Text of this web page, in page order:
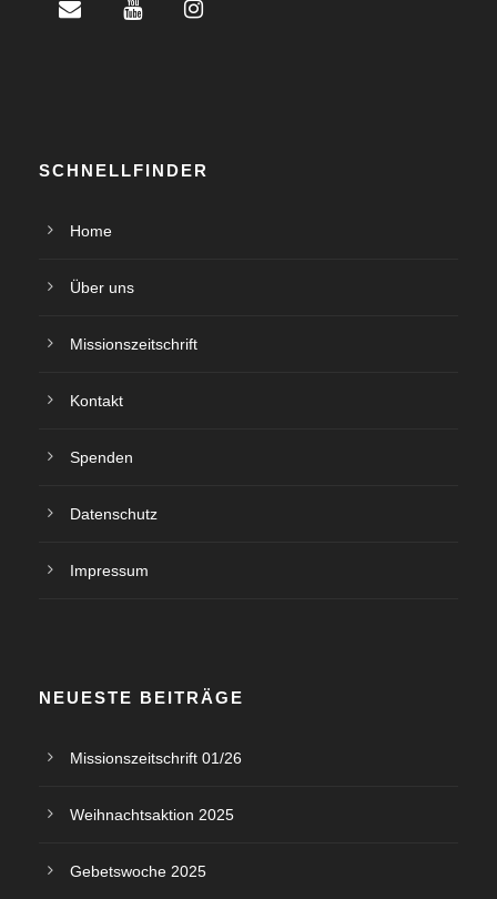
SCHNELLFINDER
Home
Über uns
Missionszeitschrift
Kontakt
Spenden
Datenschutz
Impressum
NEUESTE BEITRÄGE
Missionszeitschrift 01/26
Weihnachtsaktion 2025
Gebetswoche 2025